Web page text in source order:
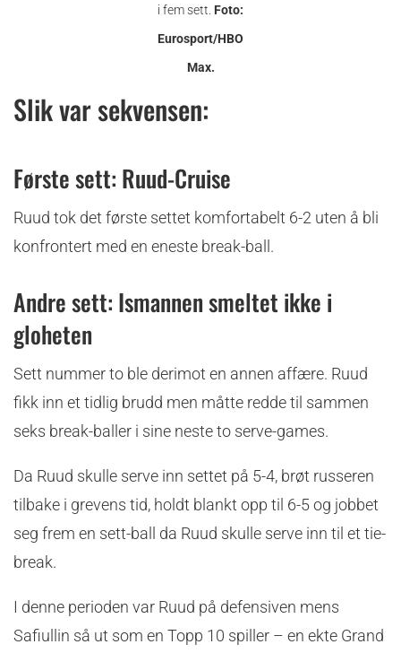
i fem sett. Foto:
Eurosport/HBO
Max.
Slik var sekvensen:
Første sett: Ruud-Cruise
Ruud tok det første settet komfortabelt 6-2 uten å bli
konfrontert med en eneste break-ball.
Andre sett: Ismannen smeltet ikke i
gloheten
Sett nummer to ble derimot en annen affære. Ruud
fikk inn et tidlig brudd men måtte redde til sammen
seks break-baller i sine neste to serve-games.
Da Ruud skulle serve inn settet på 5-4, brøt russeren
tilbake i grevens tid, holdt blankt opp til 6-5 og jobbet
seg frem en sett-ball da Ruud skulle serve inn til et tie-
break.
I denne perioden var Ruud på defensiven mens
Safiullin så ut som en Topp 10 spiller – en ekte Grand